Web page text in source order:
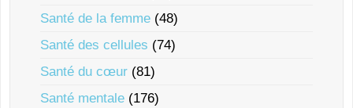
Santé de la femme (48)
Santé des cellules (74)
Santé du cœur (81)
Santé mentale (176)